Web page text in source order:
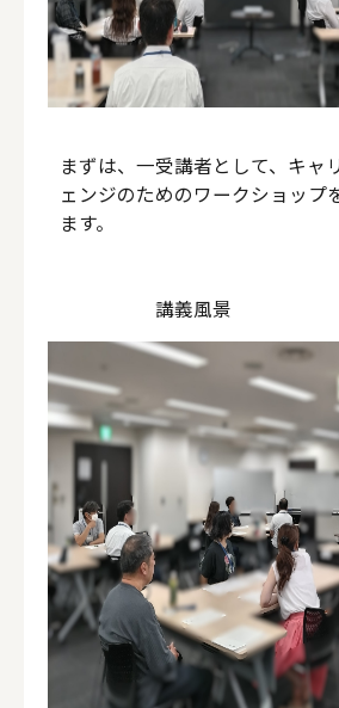
まずは、一受講者として、キャ
ェンジのためのワークショップ
ます。
講義風景